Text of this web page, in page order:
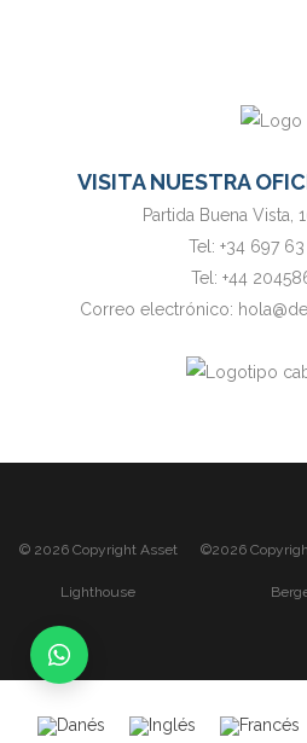
VISITA NUESTRA
Partida Buena Vista,
Tel: +34 697
Tel: +44
Correo electrónico:
© 2026 Copyright Asset
Lighthouse
©2026